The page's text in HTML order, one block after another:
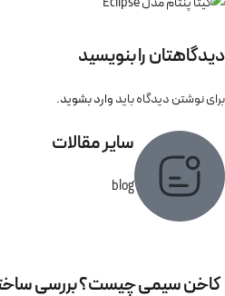
دیدگاهتان را بنویسید
برای نوشتن دیدگاه بایدوارد بشوید.
سایر مقالات
blog
کاخن سیمی چیست؟ بررسی